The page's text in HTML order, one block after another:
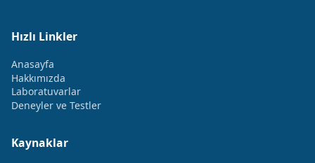
Hızlı Linkler
Anasayfa
Hakkımızda
Laboratuvarlar
Deneyler ve Testler
Kaynaklar